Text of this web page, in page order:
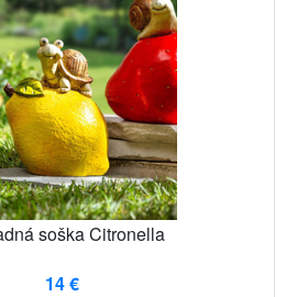
soška Citronella
14 €